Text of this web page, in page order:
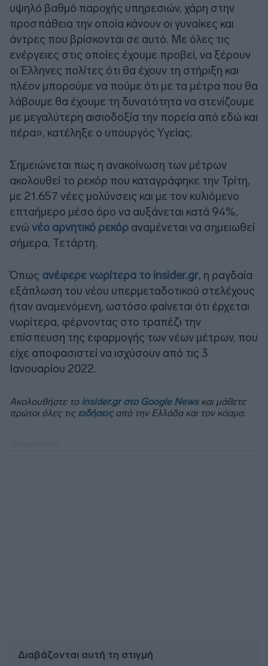
υψηλό βαθμό παροχής υπηρεσιών, χάρη στην
προσπάθεια την οποία κάνουν οι γυναίκες και
άντρες που βρίσκονται σε αυτό. Με όλες τις
ενέργειες στις οποίες έχουμε προβεί, να ξέρουν
οι Έλληνες πολίτες ότι θα έχουν τη στήριξη και
πλέον μπορούμε να πούμε ότι με τα μέτρα που θα
λάβουμε θα έχουμε τη δυνατότητα να ατενίζουμε
με μεγαλύτερη αισιοδοξία την πορεία από εδώ και
πέρα», κατέληξε ο υπουργός Υγείας.
Σημειώνεται πως η ανακοίνωση των μέτρων
ακολουθεί το ρεκόρ που καταγράφηκε την Τρίτη,
με 21.657 νέες μολύνσεις και με τον κυλιόμενο
επταήμερο μέσο όρο να αυξάνεται κατά 94%,
ενώ νέο αρνητικό ρεκόρ αναμένεται να σημειωθεί
σήμερα, Τετάρτη.
Όπως ανέφερε νωρίτερα το insider.gr, η ραγδαία
εξάπλωση του νέου υπερμεταδοτικού στελέχους
ήταν αναμενόμενη, ωστόσο φαίνεται ότι έρχεται
νωρίτερα, φέρνοντας στο τραπέζι την
επίσπευση της εφαρμογής των νέων μέτρων, που
είχε αποφασιστεί να ισχύσουν από τις 3
Ιανουαρίου 2022.
Ακολουθήστε το insider.gr στο Google Newsκαι μάθετε
πρώτοι όλες τις ειδήσειςαπό την Ελλάδα και τον κόσμο.
Διαβάζονται αυτή τη στιγμή